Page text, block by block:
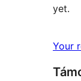
yet.
Your